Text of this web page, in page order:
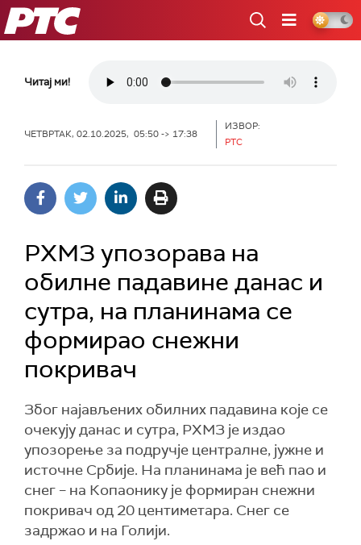
РТС
Читај ми!
ЧЕТВРТАК, 02.10.2025, 05:50 -> 17:38
ИЗВОР:
РТС
РХМЗ упозорава на
обилне падавине данас и
сутра, на планинама се
формирао снежни
покривач
Због најављених обилних падавина које се
очекују данас и сутра, РХМЗ је издао
упозорење за подручје централне, јужне и
источне Србије. На планинама је већ пао и
снег – на Копаонику је формиран снежни
покривач од 20 центиметара. Снег се
задржао и на Голији.